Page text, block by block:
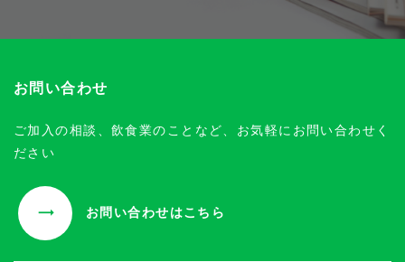
お問い合わせ
ご加入の相談、飲食業のことなど、お気軽にお問い合わせく
ださい
お問い合わせはこちら